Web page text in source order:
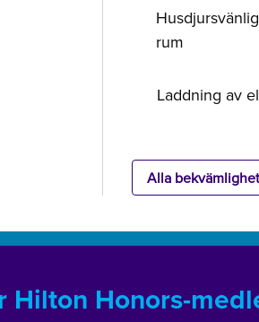
rum
Laddning av
Alla
Hilton Honors-